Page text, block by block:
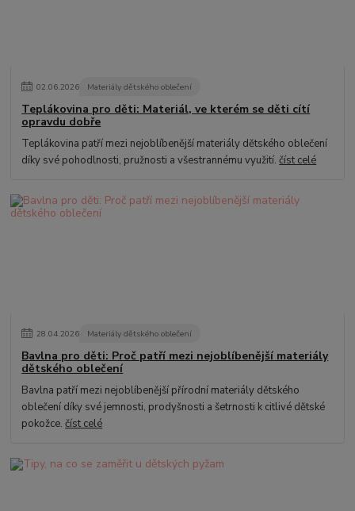
02.06.2026 Materiály dětského oblečení
Teplákovina pro děti: Materiál, ve kterém se děti cítí
opravdu dobře
Teplákovina patří mezi nejoblíbenější materiály dětského oblečení
díky své pohodlnosti, pružnosti a všestrannému využití.číst celé
28.04.2026 Materiály dětského oblečení
Bavlna pro děti: Proč patří mezi nejoblíbenější materiály
dětského oblečení
Bavlna patří mezi nejoblíbenější přírodní materiály dětského
oblečení díky své jemnosti, prodyšnosti a šetrnosti k citlivé dětské
pokožce.číst celé